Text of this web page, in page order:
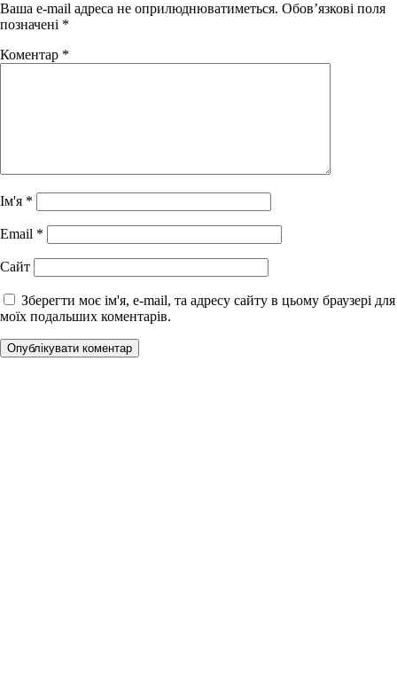
Ваша e-mail адреса не оприлюднюватиметься. Обов’язкові поля
позначені *
Коментар *
Ім'я *
Email *
Сайт
Зберегти моє ім'я, e-mail, та адресу сайту в цьому браузері для
моїх подальших коментарів.